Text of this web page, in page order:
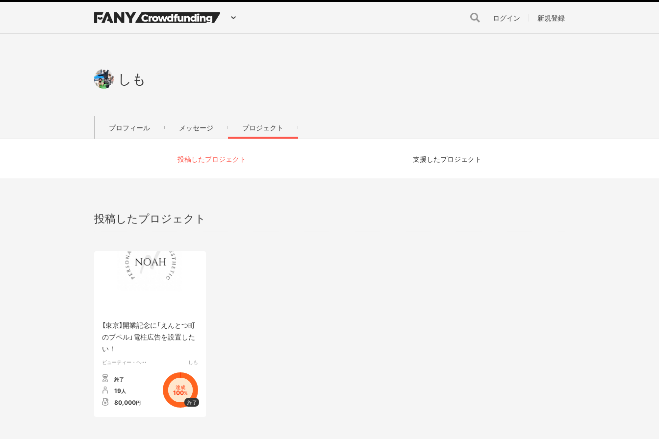
ログイン 新規登録
しも
プロフィール メッセージ プロジェクト
投稿したプロジェクト 支援したプロジェクト
投稿したプロジェクト
【東京】開業記念に「えんとつ町
のプペル」電柱広告を設置した
い！
ビューティー・ヘルスケア しも
終了
19人
80,000円
達成
100%